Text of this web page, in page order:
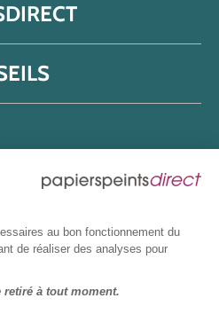
au bon fonctionnement du
de réaliser des analyses pour
retiré à tout moment.
Mentions légales
réseaux sociaux